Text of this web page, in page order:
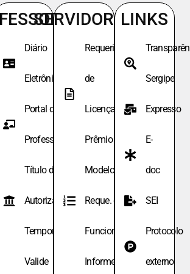
Diário
Eletrônico
Portal do
Professor
Título de
Autoriza.
Temporária
Valide
SERVIDORES
Requeri.
de
Licença
Prêmio
Modelo de
Reque. de
Funcionário
Informe
LINKS
Sergipe
Expresso
E-
doc
SEI
Protocolo
externo